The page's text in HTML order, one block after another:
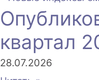
квартал
28.07.2026